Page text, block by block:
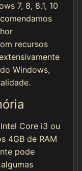
7, 8, 8.1, 10
recursos
Windows,
Core i3 ou
4GB de RAM
pode